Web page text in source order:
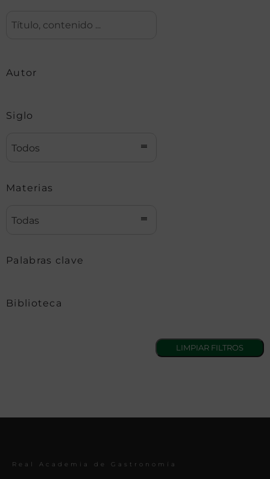
Autor
Siglo
Todos
Materias
Todas
Palabras clave
Biblioteca
Real Academia de Gastronomía